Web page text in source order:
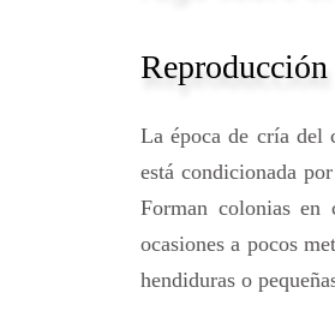
Reproducción
La época de cría del
está condicionada
Forman colonias en
ocasiones a pocos
hendiduras o